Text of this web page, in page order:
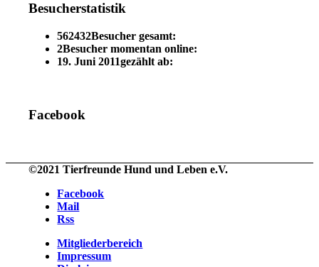
Besucherstatistik
562432Besucher gesamt:
2Besucher momentan online:
19. Juni 2011gezählt ab:
Facebook
©2021 Tierfreunde Hund und Leben e.V.
Facebook
Mail
Rss
Mitgliederbereich
Impressum